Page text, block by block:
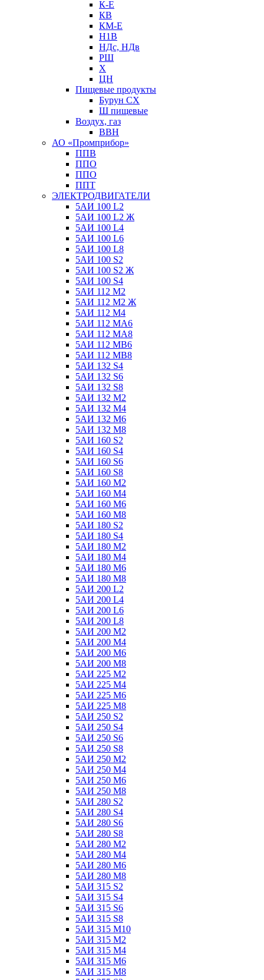
К-Е
КВ
КМ-Е
Н1В
НДс, НДв
РШ
Х
ЦН
Пищевые продукты
Бурун СХ
Ш пищевые
Воздух, газ
ВВН
АО «Промприбор»
ППВ
ППО
ППО
ППТ
ЭЛЕКТРОДВИГАТЕЛИ
5АИ 100 L2
5АИ 100 L2 Ж
5АИ 100 L4
5АИ 100 L6
5АИ 100 L8
5АИ 100 S2
5АИ 100 S2 Ж
5АИ 100 S4
5АИ 112 М2
5АИ 112 М2 Ж
5АИ 112 М4
5АИ 112 МА6
5АИ 112 МА8
5АИ 112 МВ6
5АИ 112 МВ8
5АИ 132 S4
5АИ 132 S6
5АИ 132 S8
5АИ 132 М2
5АИ 132 М4
5АИ 132 М6
5АИ 132 М8
5АИ 160 S2
5АИ 160 S4
5АИ 160 S6
5АИ 160 S8
5АИ 160 М2
5АИ 160 М4
5АИ 160 М6
5АИ 160 М8
5АИ 180 S2
5АИ 180 S4
5АИ 180 М2
5АИ 180 М4
5АИ 180 М6
5АИ 180 М8
5АИ 200 L2
5АИ 200 L4
5АИ 200 L6
5АИ 200 L8
5АИ 200 М2
5АИ 200 М4
5АИ 200 М6
5АИ 200 М8
5АИ 225 М2
5АИ 225 М4
5АИ 225 М6
5АИ 225 М8
5АИ 250 S2
5АИ 250 S4
5АИ 250 S6
5АИ 250 S8
5АИ 250 М2
5АИ 250 М4
5АИ 250 М6
5АИ 250 М8
5АИ 280 S2
5АИ 280 S4
5АИ 280 S6
5АИ 280 S8
5АИ 280 М2
5АИ 280 М4
5АИ 280 М6
5АИ 280 М8
5АИ 315 S2
5АИ 315 S4
5АИ 315 S6
5АИ 315 S8
5АИ 315 М10
5АИ 315 М2
5АИ 315 М4
5АИ 315 М6
5АИ 315 М8